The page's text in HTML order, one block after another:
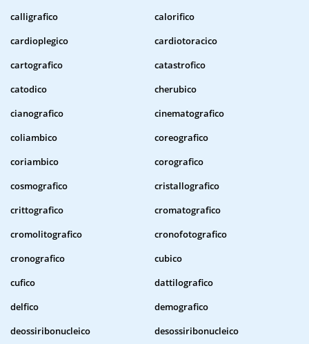
calligrafico
calorifico
cardioplegico
cardiotoracico
cartografico
catastrofico
catodico
cherubico
cianografico
cinematografico
coliambico
coreografico
coriambico
corografico
cosmografico
cristallografico
crittografico
cromatografico
cromolitografico
cronofotografico
cronografico
cubico
cufico
dattilografico
delfico
demografico
deossiribonucleico
desossiribonucleico